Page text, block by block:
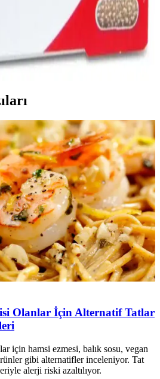
Takviyesi ile Sağlıklı
B vitaminleri içeren mideyi yormayan
ve yorgunlukla mücadelede destek
ve enerji seviyelerini yükseltir.
Olanlar İçin Alternatif Tatlar
için hamsi ezmesi, balık sosu, vegan
gibi alternatifler inceleniyor. Tat
alerji riski azaltılıyor.